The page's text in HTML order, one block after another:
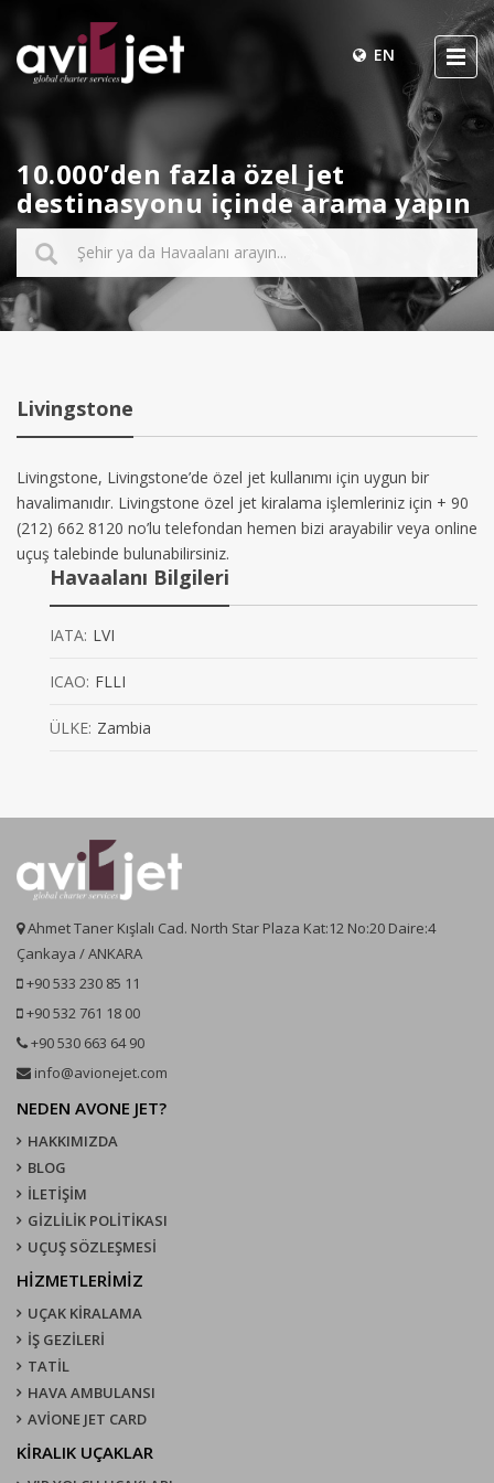
EN
10.000’den fazla özel jet
destinasyonu içinde arama yapın
Livingstone
Livingstone, Livingstone’de özel jet kullanımı için uygun bir
havalimanıdır. Livingstone özel jet kiralama işlemleriniz için + 90
(212) 662 8120 no’lu telefondan hemen bizi arayabilir veya online
uçuş talebinde bulunabilirsiniz.
Havaalanı Bilgileri
IATA: LVI
ICAO: FLLI
ÜLKE: Zambia
Ahmet Taner Kışlalı Cad. North Star Plaza Kat:12 No:20 Daire:4
Çankaya / ANKARA
+90 533 230 85 11
+90 532 761 18 00
+90 530 663 64 90
info@avionejet.com
NEDEN AVONE JET?
HAKKIMIZDA
BLOG
İLETİŞİM
GİZLİLİK POLİTİKASI
UÇUŞ SÖZLEŞMESI
HİZMETLERİMİZ
UÇAK KIRALAMA
İŞ GEZİLERİ
TATİL
HAVA AMBULANSI
AVİONE JET CARD
KIRALIK UÇAKLAR